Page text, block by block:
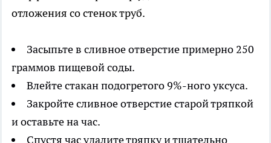
отложения со стенок труб.
Засыпьте в сливное отверстие примерно 250
граммов пищевой соды.
Влейте стакан подогретого 9%-ного уксуса.
Закройте сливное отверстие старой тряпкой
и оставьте на час.
Спустя час удалите тряпку и тщательно